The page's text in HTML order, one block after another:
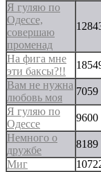
Я гуляю по
Одессе,
совершаю
променад
На фига мне
эти баксы?!!
Вам не нужна
любовь моя
7059
Я гуляю по
Одессе
9600
Немного о
дружбе
8189
Миг